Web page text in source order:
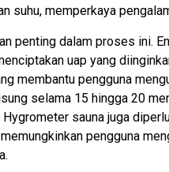
suhu, memperkaya
penting dalam proses ini.
uap yang
membantu pengguna
selama 15 hingga 20
sauna juga
pengguna